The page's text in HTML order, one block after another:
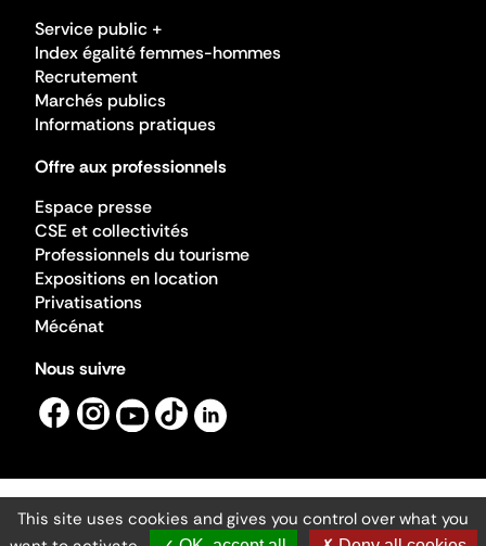
Service public +
Index égalité femmes-hommes
Recrutement
Marchés publics
Informations pratiques
Offre aux professionnels
Espace presse
CSE et collectivités
Professionnels du tourisme
Expositions en location
Privatisations
Mécénat
Nous suivre
Mentions légales
Gestion des cookies
This site uses cookies and gives you control over what you